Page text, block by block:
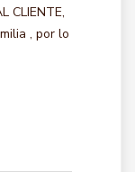
CLIENTE,
, por lo